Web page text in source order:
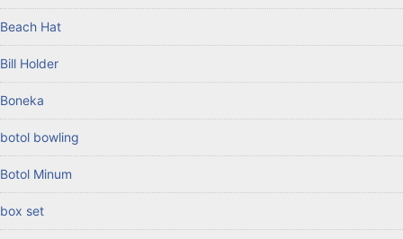
Beach Hat
Bill Holder
Boneka
botol bowling
Botol Minum
box set